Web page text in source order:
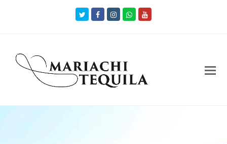
Twitter FacebookInstagramWhatsapp